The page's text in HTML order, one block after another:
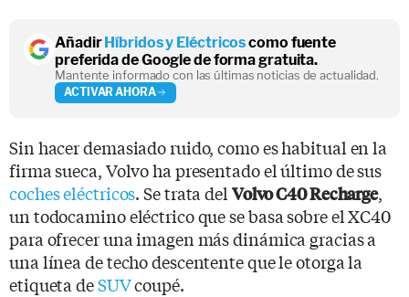
AñadirHíbridos y Eléctricoscomo fuente
preferida de Google de forma gratuita.
Mantente informado con las últimas noticias de actualidad.
ACTIVAR AHORA
Sin hacer demasiado ruido, como es habitual en la
firma sueca, Volvo ha presentado el último de sus
coches eléctricos. Se trata del Volvo C40 Recharge,
un todocamino eléctrico que se basa sobre el XC40
para ofrecer una imagen más dinámica gracias a
una línea de techo descentente que le otorga la
etiqueta deSUVcoupé.